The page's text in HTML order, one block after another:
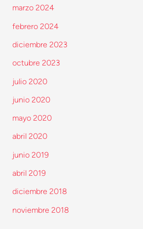
marzo 2024
febrero 2024
diciembre 2023
octubre 2023
julio 2020
junio 2020
mayo 2020
abril 2020
junio 2019
abril 2019
diciembre 2018
noviembre 2018